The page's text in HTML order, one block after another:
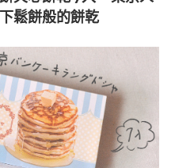
鬆餅般的餅乾